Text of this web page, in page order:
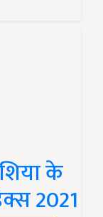
के
2021